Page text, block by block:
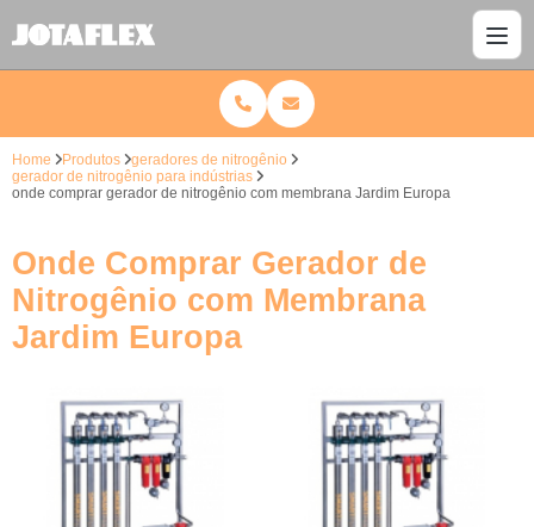
Home Produtos
geradores de nitrogênio
gerador de nitrogênio para indústrias
onde comprar gerador de nitrogênio com membrana Jardim Europa
Onde Comprar Gerador de
Nitrogênio com Membrana
Jardim Europa